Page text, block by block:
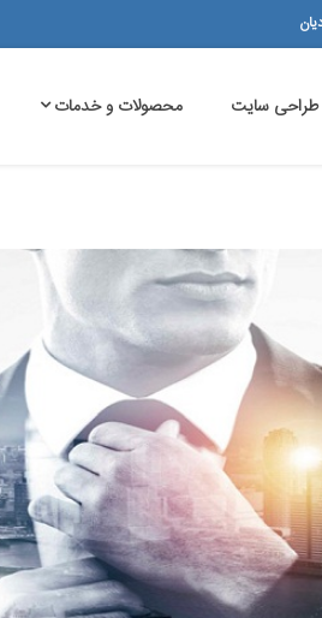
طراحی سایت محصولات و خدمات